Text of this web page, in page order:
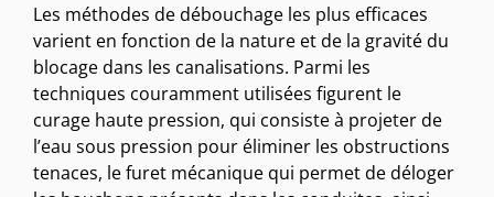
Les méthodes de débouchage les plus efficaces
varient en fonction de la nature et de la gravité du
blocage dans les canalisations. Parmi les
techniques couramment utilisées figurent le
curage haute pression, qui consiste à projeter de
l’eau sous pression pour éliminer les obstructions
tenaces, le furet mécanique qui permet de déloger